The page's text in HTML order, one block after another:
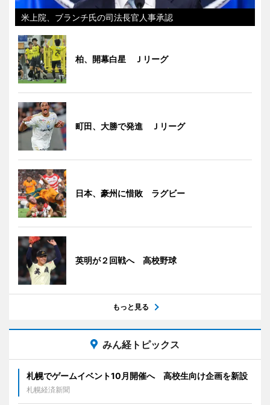
米上院、ブランチ氏の司法長官人事承認
柏、開幕白星 Ｊリーグ
町田、大勝で発進 Ｊリーグ
日本、豪州に惜敗 ラグビー
英明が２回戦へ 高校野球
もっと見る
みん経トピックス
札幌でゲームイベント10月開催へ 高校生向け企画を新設
札幌経済新聞